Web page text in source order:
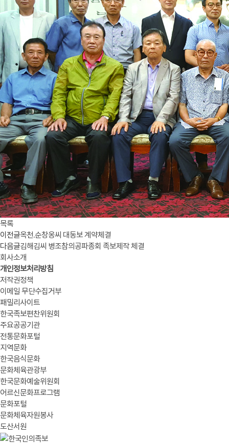
목록
이전글옥천.순창옹씨 대동보 계약체결
다음글김해김씨 병조참의공파종회 족보제작 체결
회사소개
개인정보처리방침
저작권정책
이메일 무단수집거부
패밀리사이트
한국족보편찬위원회
주요공공기관
전통문화포털
지역문화
한국음식문화
문화체육관광부
한국문화예술위원회
어르신문화프로그램
문화포털
문화체육자원봉사
도산서원